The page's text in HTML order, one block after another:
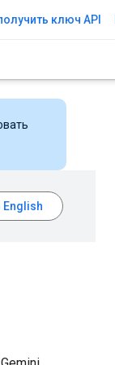
ключ API